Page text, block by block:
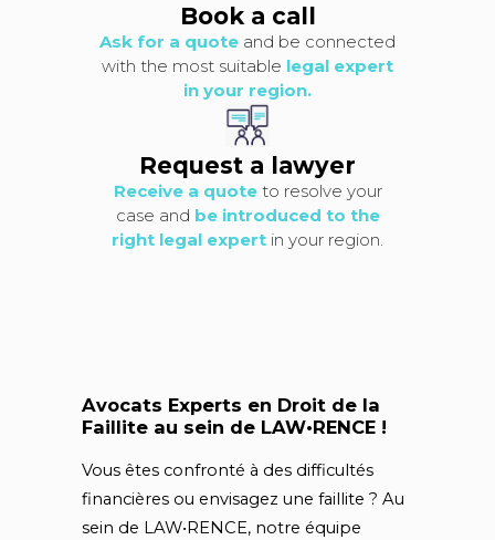
Book a call
Ask for a quote and be connected
with the most suitable legal expert
in your region.
Request a lawyer
Receive a quoteto resolve your
case and be introduced to the
right legal expert in your region.
Avocats Experts en Droit de la
Faillite au sein de LAW•RENCE !
Vous êtes confronté à des difficultés
financières ou envisagez une faillite ? Au
sein de LAW•RENCE, notre équipe